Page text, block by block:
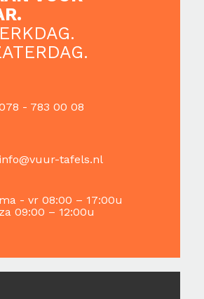
- 783 00 08
info@vuur-tafels.nl
ma - vr 08:00 – 17:00u
za 09:00 – 12:00u